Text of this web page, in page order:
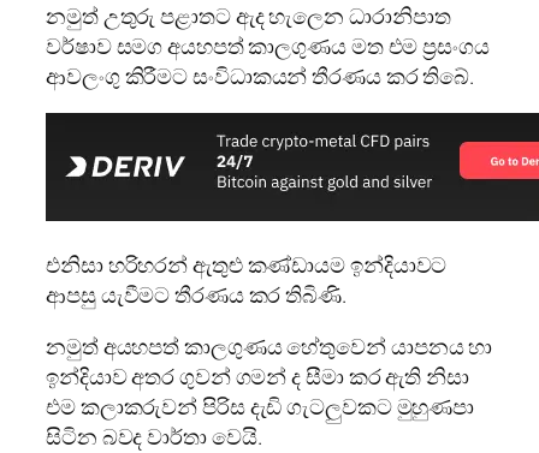
නමුත් උතුරු පළාතට ඇද හැලෙන ධාරානිපාත
වර්ෂාව සමග අයහපත් කාලගුණය මත එම ප්‍රසංගය
ආවලංගු කිරීමට සංවිධාකයන් තීරණය කර තිබේ.
එනිසා හරිහරන් ඇතුළු කණ්ඩායම ඉන්දියාවට
ආපසු යැවීමට තීරණය කර තිබිණි.
නමුත් අයහපත් කාලගුණය හේතුවෙන් යාපනය හා
ඉන්දියාව අතර ගුවන් ගමන් ද සීමා කර ඇති නිසා
එම කලාකරුවන් පිරිස දැඩි ගැටලුවකට මුහුණපා
සිටින බවද වාර්තා වෙයි.